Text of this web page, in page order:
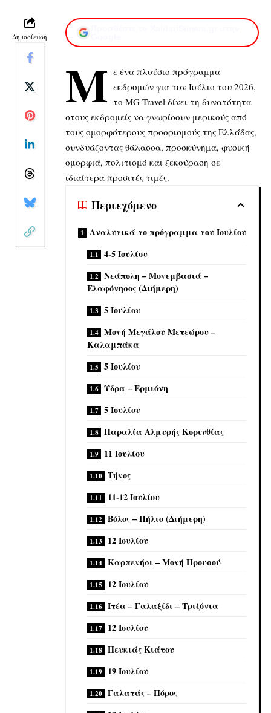
Δημοσίευση
Μ ε ένα πλούσιο πρόγραμμα
εκδρομών για τον Ιούλιο του 2026,
το MG Travel δίνει τη δυνατότητα
στους εκδρομείς να γνωρίσουν μερικούς από
τους ομορφότερους προορισμούς της Ελλάδας,
συνδυάζοντας θάλασσα, προσκύνημα, φυσική
ομορφιά, πολιτισμό και ξεκούραση σε
ιδιαίτερα προσιτές τιμές.
Περιεχόμενο
Αναλυτικά το πρόγραμμα του Ιουλίου
4-5 Ιουλίου
Νεάπολη – Μονεμβασιά –
Ελαφόνησος (Διήμερη)
5 Ιουλίου
Μονή Μεγάλου Μετεώρου –
Καλαμπάκα
5 Ιουλίου
Ύδρα – Ερμιόνη
5 Ιουλίου
Παραλία Αλμυρής Κορινθίας
11 Ιουλίου
Τήνος
11-12 Ιουλίου
Βόλος – Πήλιο (Διήμερη)
12 Ιουλίου
Καρπενήσι – Μονή Προυσού
12 Ιουλίου
Ιτέα – Γαλαξίδι – Τριζόνια
12 Ιουλίου
Πευκιάς Κιάτου
19 Ιουλίου
Γαλατάς – Πόρος